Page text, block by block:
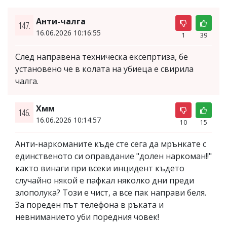
147. Анти-чалга
16.06.2026 10:16:55 1 39
След направена техническа ексепртиза, бе
установено че в колата на убиеца е свирила
чалга.
146. Хмм
16.06.2026 10:14:57 10 15
Анти-наркоманите къде сте сега да мрънкате с
единственото си оправдание "долен наркоман!!"
както винаги при всеки инцидент където
случайно някой е пафкал няколко дни преди
злополука? Този е чист, а все пак направи беля.
За пореден път телефона в ръката и
невниманието уби поредния човек!